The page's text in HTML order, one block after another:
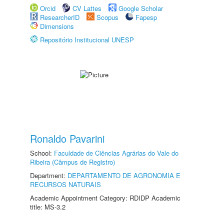
Orcid
CV Lattes
Google Scholar
ResearcherID
Scopus
Fapesp
Dimensions
Repositório Institucional UNESP
Ronaldo Pavarini
School: Faculdade de Ciências Agrárias do Vale do
Ribeira (Câmpus de Registro)
Department: DEPARTAMENTO DE AGRONOMIA E
RECURSOS NATURAIS
Academic Appointment Category: RDIDP Academic
title: MS-3.2